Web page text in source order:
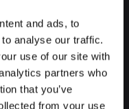
and ads, to
analyse our traffic.
use of our site with
partners who
that you’ve
from your use
tarde y sólo en ciertos
en popularidad y, en
y más modernos
a estos lugares en